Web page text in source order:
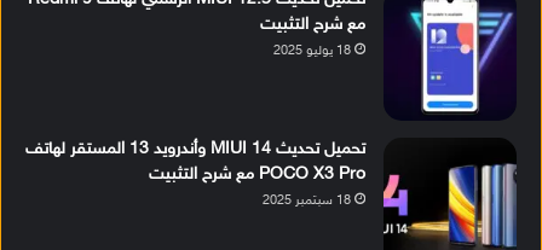
مع شرح التثبيت
18 يوليو 2025
تحميل تحديث MIUI 14 وأندرويد 13 المستقر لهاتف
POCO X3 Pro مع شرح التثبيت
18 سبتمبر 2025